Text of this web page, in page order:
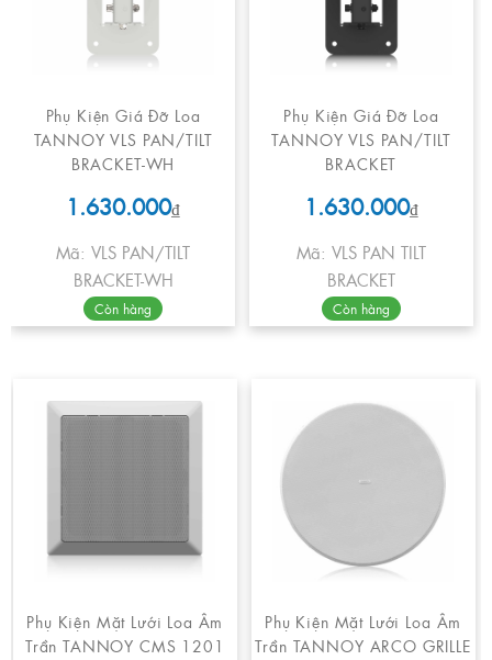
Phụ Kiện Giá Đỡ Loa
TANNOY VLS PAN/TILT
BRACKET-WH
1.630.000₫
Mã: VLS PAN/TILT
BRACKET-WH
Còn hàng
Phụ Kiện Giá Đỡ Loa
TANNOY VLS PAN/TILT
BRACKET
1.630.000₫
Mã: VLS PAN TILT
BRACKET
Còn hàng
Phụ Kiện Mặt Lưới Loa Âm
Trần TANNOY CMS 1201
Phụ Kiện Mặt Lưới Loa Âm
Trần TANNOY ARCO GRILLE